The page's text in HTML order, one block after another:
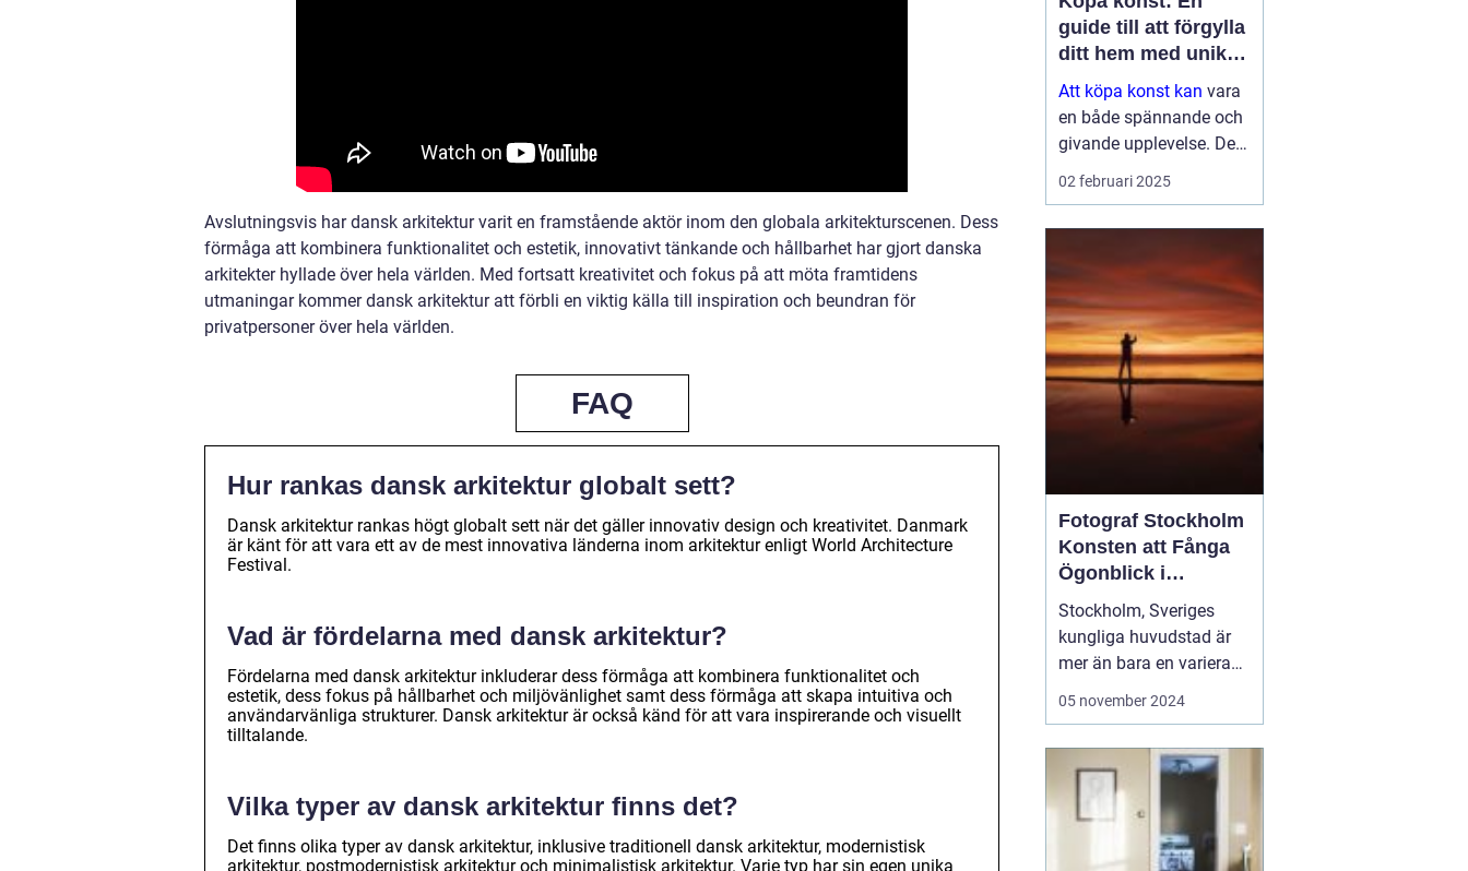
Avslutningsvis har dansk arkitektur varit en framstående aktör inom den globala arkitekturscenen. Dess
förmåga att kombinera funktionalitet och estetik, innovativt tänkande och hållbarhet har gjort danska
arkitekter hyllade över hela världen. Med fortsatt kreativitet och fokus på att möta framtidens
utmaningar kommer dansk arkitektur att förbli en viktig källa till inspiration och beundran för
privatpersoner över hela världen.
FAQ
Hur rankas dansk arkitektur globalt sett?
Dansk arkitektur rankas högt globalt sett när det gäller innovativ design och kreativitet. Danmark
är känt för att vara ett av de mest innovativa länderna inom arkitektur enligt World Architecture
Festival.
Vad är fördelarna med dansk arkitektur?
Fördelarna med dansk arkitektur inkluderar dess förmåga att kombinera funktionalitet och
estetik, dess fokus på hållbarhet och miljövänlighet samt dess förmåga att skapa intuitiva och
användarvänliga strukturer. Dansk arkitektur är också känd för att vara inspirerande och visuellt
tilltalande.
Vilka typer av dansk arkitektur finns det?
Det finns olika typer av dansk arkitektur, inklusive traditionell dansk arkitektur, modernistisk
arkitektur, postmodernistisk arkitektur och minimalistisk arkitektur. Varje typ har sin egen unika
guide till att förgylla
ditt hem med unik
skönhet
Att köpa konst kan vara
en både spännande och
givande upplevelse. Det
handlar inte bara om att
kultur och ...
02 februari 2025
Fotograf Stockholm
Konsten att Fånga
Ögonblick i
Huvudstaden
Stockholm, Sveriges
kungliga huvudstad är
mer än bara en varierad
samling av pittoreska
pulserande stadsliv; det
är en inspirationskälla
för artister och kreatörer
av alla slag. I synne...
05 november 2024